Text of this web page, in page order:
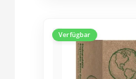
Verfügbar